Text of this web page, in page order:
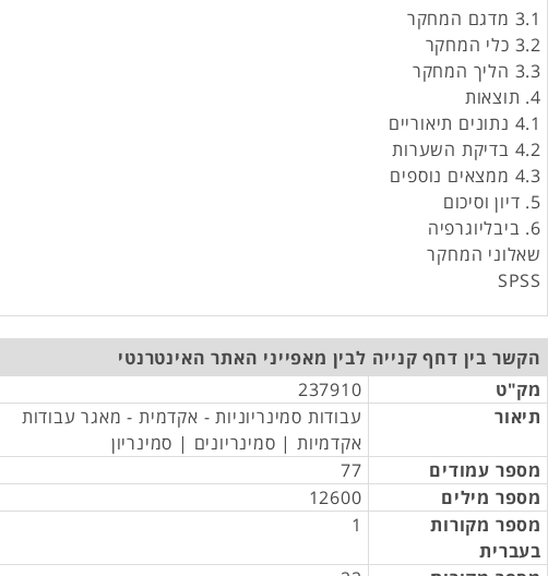
3.1 מדגם המחקר
3.2 כלי המחקר
3.3 הליך המחקר
4. תוצאות
4.1 נתונים תיאוריים
4.2 בדיקת השערות
4.3 ממצאים נוספים
5. דיון וסיכום
6. ביבליוגרפיה
שאלוני המחקר
SPSS
הקשר בין דחף קנייה לבין מאפייני האתר האינטרנטי
מק"ט
237910
תיאור
עבודות סמינריוניות - אקדמית - מאגר עבודות
אקדמיות | סמינריונים | סמינריון
מספר עמודים
77
מספר מילים
12600
מספר מקורות
בעברית
1